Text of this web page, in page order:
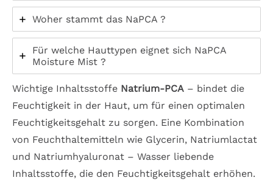
Woher stammt das NaPCA ?
Für welche Hauttypen eignet sich NaPCA
Moisture Mist ?
Wichtige Inhaltsstoffe Natrium-PCA – bindet die
Feuchtigkeit in der Haut, um für einen optimalen
Feuchtigkeitsgehalt zu sorgen. Eine Kombination
von Feuchthaltemitteln wie Glycerin, Natriumlactat
und Natriumhyaluronat – Wasser liebende
Inhaltsstoffe, die den Feuchtigkeitsgehalt erhöhen.